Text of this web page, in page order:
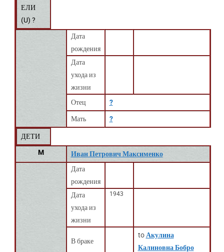
ЕЛИ
(U) ?
Дата
рождения
Дата
ухода из
жизни
Отец
?
Мать ?
ДЕТИ
M
Иван Петрович Максименко
Дата
рождения
Дата
ухода из
жизни
1943
В браке
to Акулина
Калиновна Бобро